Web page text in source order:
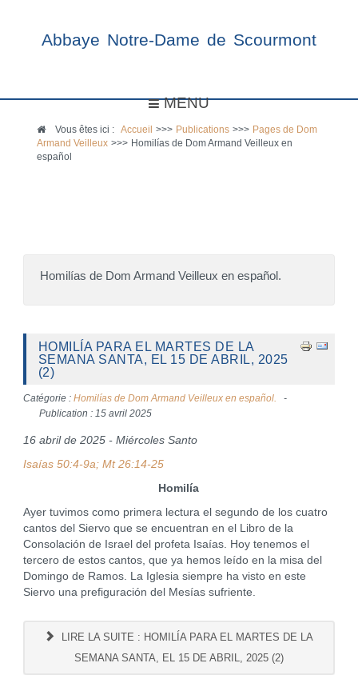
Abbaye Notre-Dame de Scourmont
MENU
Vous êtes ici :Accueil >>> Publications >>> Pages de Dom
Armand Veilleux >>> Homilías de Dom Armand Veilleux en
español
Homilías de Dom Armand Veilleux en español.
HOMILÍA PARA EL MARTES DE LA
SEMANA SANTA, EL 15 DE ABRIL, 2025
(2)
Catégorie : Homilías de Dom Armand Veilleux en español.
Publication : 15 avril 2025
16 abril de 2025 - Miércoles Santo
Isaías 50:4-9a; Mt 26:14-25
Homilía
Ayer tuvimos como primera lectura el segundo de los cuatro
cantos del Siervo que se encuentran en el Libro de la
Consolación de Israel del profeta Isaías. Hoy tenemos el
tercero de estos cantos, que ya hemos leído en la misa del
Domingo de Ramos. La Iglesia siempre ha visto en este
Siervo una prefiguración del Mesías sufriente.
LIRE LA SUITE : HOMILÍA PARA EL MARTES DE LA
SEMANA SANTA, EL 15 DE ABRIL, 2025 (2)